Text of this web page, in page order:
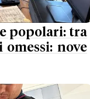
popolari: tra
nove